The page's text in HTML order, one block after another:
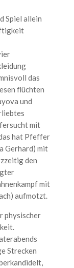
Spiel allein
das
flüchten
und
mit
hat Pfeffer
Gerhard) mit
den
mit
aufmotzt.
physischer
Strecken